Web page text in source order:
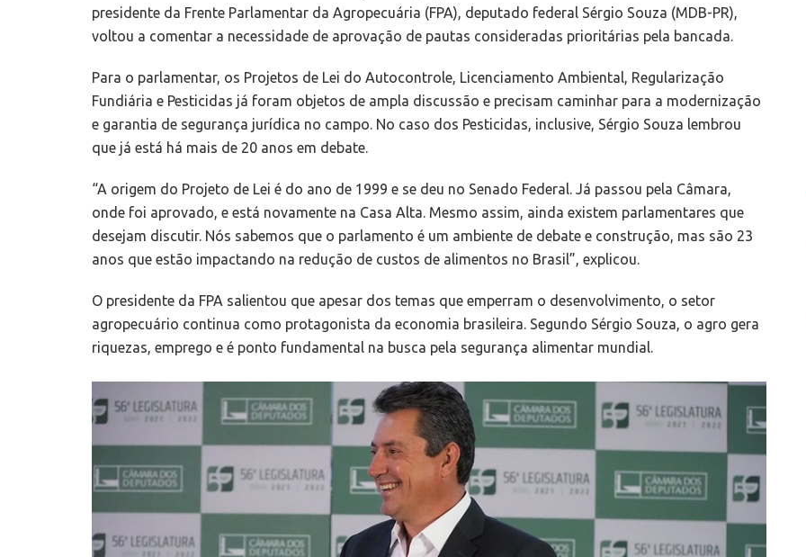
presidente da Frente Parlamentar da Agropecuária (FPA), deputado federal Sérgio Souza (MDB-PR),
voltou a comentar a necessidade de aprovação de pautas consideradas prioritárias pela bancada.
Para o parlamentar, os Projetos de Lei do Autocontrole, Licenciamento Ambiental, Regularização
Fundiária e Pesticidas já foram objetos de ampla discussão e precisam caminhar para a modernização
e garantia de segurança jurídica no campo. No caso dos Pesticidas, inclusive, Sérgio Souza lembrou
que já está há mais de 20 anos em debate.
“A origem do Projeto de Lei é do ano de 1999 e se deu no Senado Federal. Já passou pela Câmara,
onde foi aprovado, e está novamente na Casa Alta. Mesmo assim, ainda existem parlamentares que
desejam discutir. Nós sabemos que o parlamento é um ambiente de debate e construção, mas são 23
anos que estão impactando na redução de custos de alimentos no Brasil”, explicou.
O presidente da FPA salientou que apesar dos temas que emperram o desenvolvimento, o setor
agropecuário continua como protagonista da economia brasileira. Segundo Sérgio Souza, o agro gera
riquezas, emprego e é ponto fundamental na busca pela segurança alimentar mundial.